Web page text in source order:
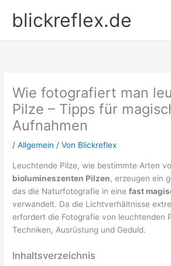
Inhaltblickreflex.de
Wie fotografiert man
Pilze – Tipps für
Aufnahmen
/Allgemein / Von Blickreflex
Leuchtende Pilze, wie bestimmte Arten
biolumineszenten Pilzen, erzeugen ein
das die Naturfotografie in einefast
verwandelt. Da die Lichtverhältnisse
erfordert die Fotografie von leuchtenden
Techniken, Ausrüstung und Geduld.
Inhaltsverzeichnis